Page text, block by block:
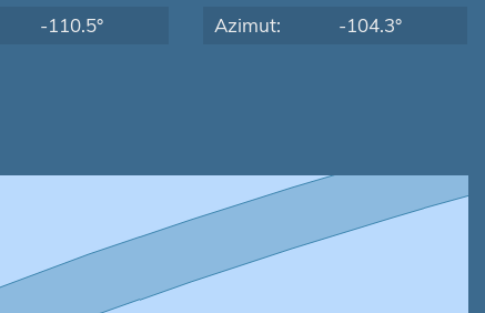
-110.5°
Azimut:
-104.3°